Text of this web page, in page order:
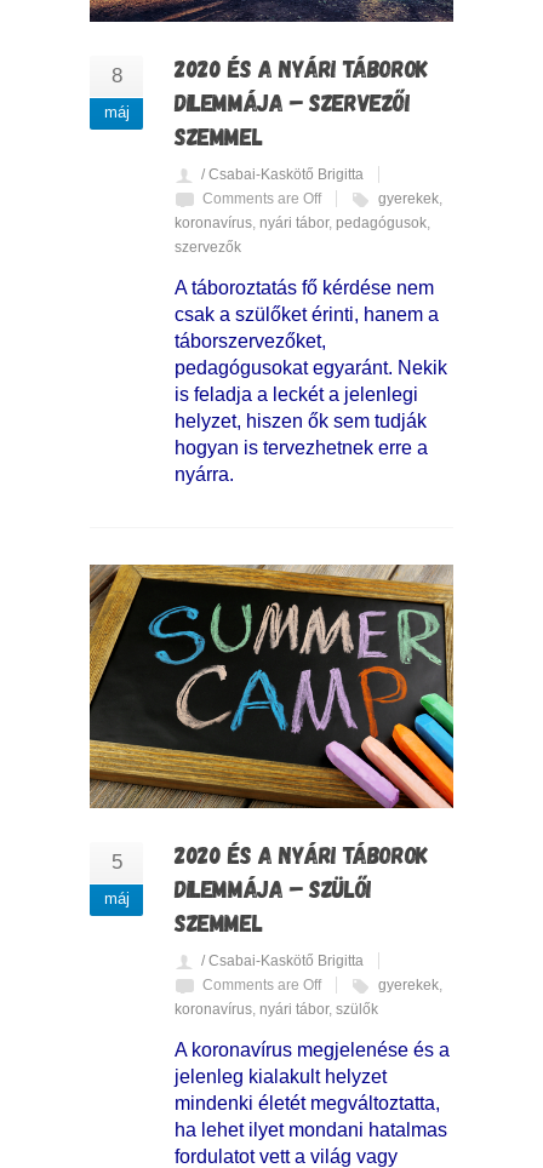
8
máj
2020 ÉS A NYÁRI TÁBOROK
DILEMMÁJA – SZERVEZŐI
SZEMMEL
/ Csabai-Kaskötő Brigitta
Comments are Off
gyerekek,
koronavírus, nyári tábor, pedagógusok,
szervezők
A táboroztatás fő kérdése nem
csak a szülőket érinti, hanem a
táborszervezőket,
pedagógusokat egyaránt. Nekik
is feladja a leckét a jelenlegi
helyzet, hiszen ők sem tudják
hogyan is tervezhetnek erre a
nyárra.
5
máj
2020 ÉS A NYÁRI TÁBOROK
DILEMMÁJA – SZÜLŐI
SZEMMEL
/ Csabai-Kaskötő Brigitta
Comments are Off
gyerekek
koronavírus nyári tábor, szülők
A koronavírus megjelenése és a
jelenleg kialakult helyzet
mindenki életét megváltoztatta,
ha lehet ilyet mondani hatalmas
fordulatot vett a világ vagy